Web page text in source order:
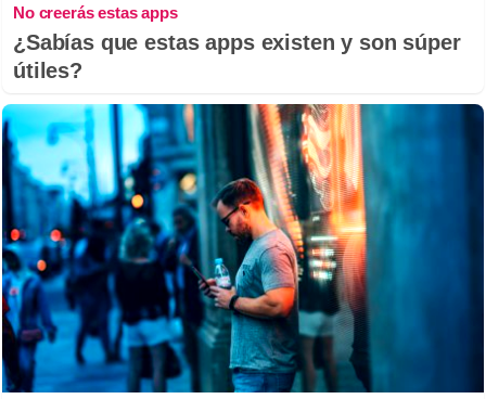
No creerás estas apps
¿Sabías que estas apps existen y son súper
útiles?